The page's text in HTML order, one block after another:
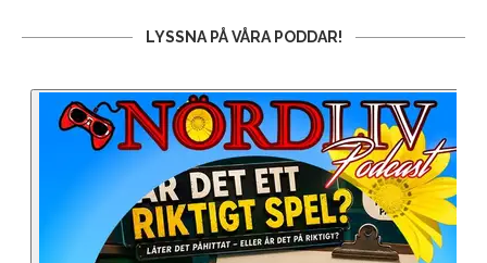
LYSSNA PÅ VÅRA PODDAR!